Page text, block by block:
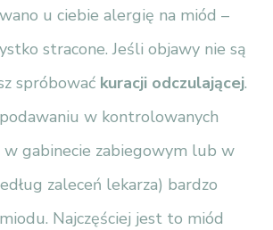
u ciebie alergię na miód –
stracone. Jeśli objawy nie są
spróbować kuracji odczulającej.
w kontrolowanych
w gabinecie zabiegowym lub w
zaleceń lekarza) bardzo
Najczęściej jest to miód